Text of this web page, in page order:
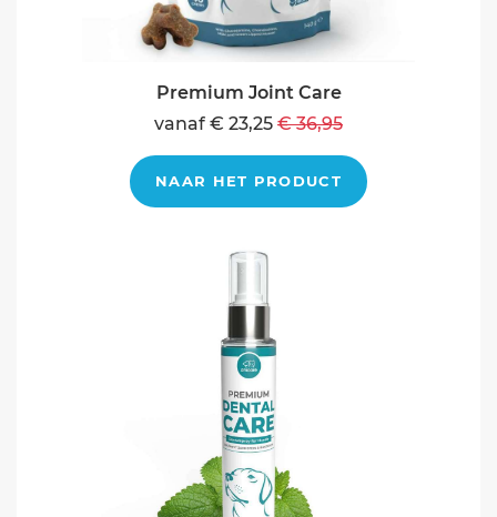
Premium Joint Care
vanaf € 23,25 € 36,95
NAAR HET PRODUCT